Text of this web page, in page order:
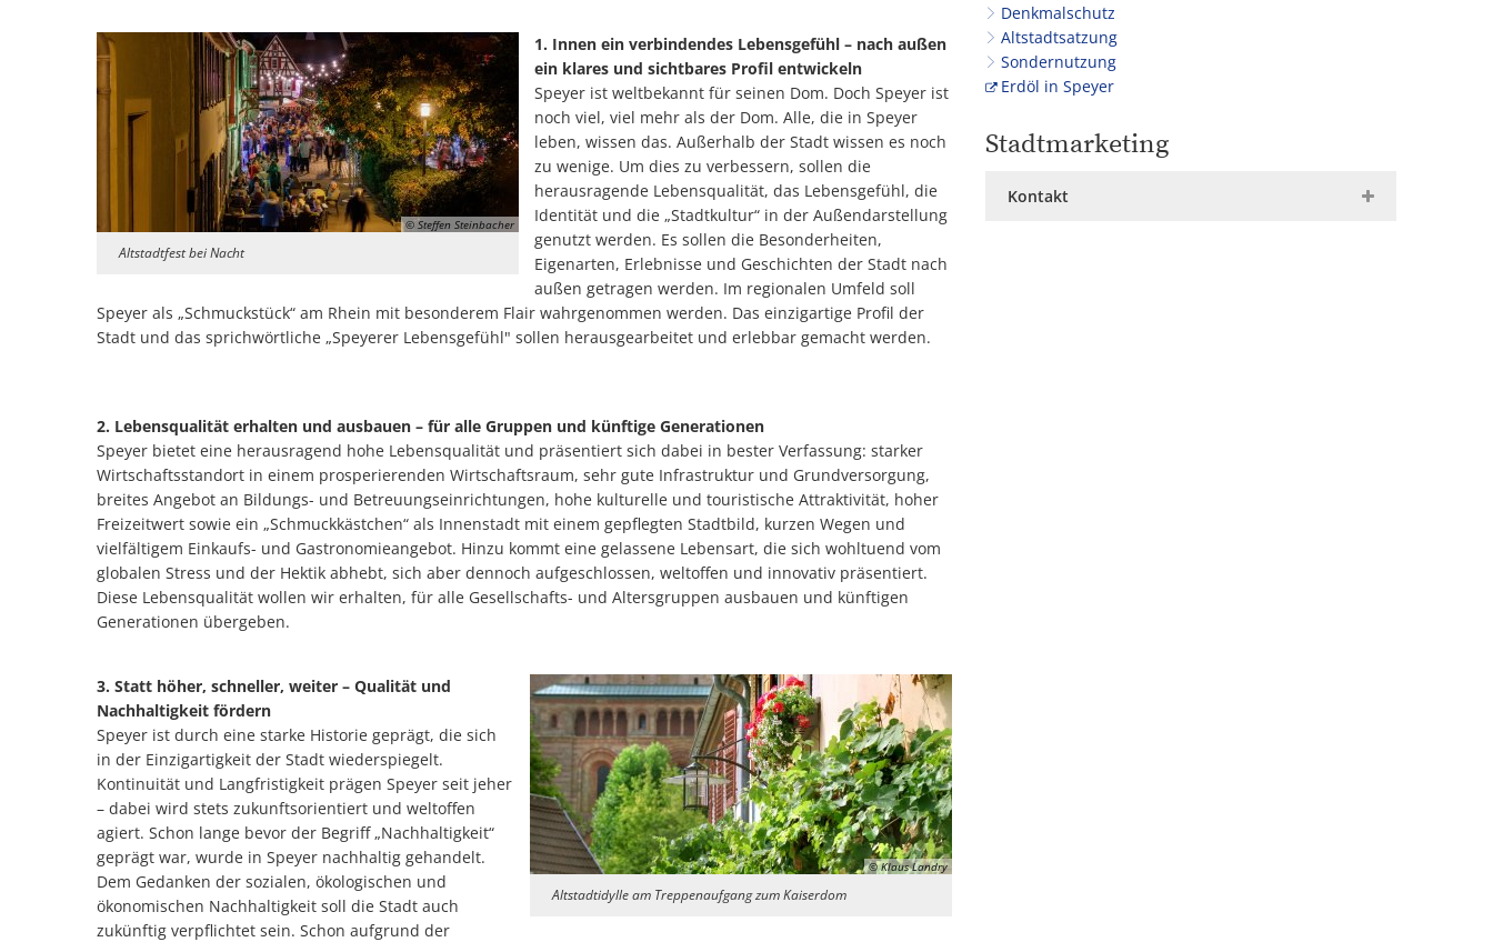
© Steffen Steinbacher
Altstadtfest bei Nacht
1. Innen ein verbindendes Lebensgefühl – nach außen
ein klares und sichtbares Profil entwickeln
Speyer ist weltbekannt für seinen Dom. Doch Speyer ist
noch viel, viel mehr als der Dom. Alle, die in Speyer
leben, wissen das. Außerhalb der Stadt wissen es noch
zu wenige. Um dies zu verbessern, sollen die
herausragende Lebensqualität, das Lebensgefühl, die
Identität und die „Stadtkultur“ in der Außendarstellung
genutzt werden. Es sollen die Besonderheiten,
Eigenarten, Erlebnisse und Geschichten der Stadt nach
außen getragen werden. Im regionalen Umfeld soll
Speyer als „Schmuckstück“ am Rhein mit besonderem Flair wahrgenommen werden. Das einzigartige Profil der
Stadt und das sprichwörtliche „Speyerer Lebensgefühl" sollen herausgearbeitet und erlebbar gemacht werden.
2. Lebensqualität erhalten und ausbauen – für alle Gruppen und künftige Generationen
Speyer bietet eine herausragend hohe Lebensqualität und präsentiert sich dabei in bester Verfassung: starker
Wirtschaftsstandort in einem prosperierenden Wirtschaftsraum, sehr gute Infrastruktur und Grundversorgung,
breites Angebot an Bildungs- und Betreuungseinrichtungen, hohe kulturelle und touristische Attraktivität, hoher
Freizeitwert sowie ein „Schmuckkästchen“ als Innenstadt mit einem gepflegten Stadtbild, kurzen Wegen und
vielfältigem Einkaufs- und Gastronomieangebot. Hinzu kommt eine gelassene Lebensart, die sich wohltuend vom
globalen Stress und der Hektik abhebt, sich aber dennoch aufgeschlossen, weltoffen und innovativ präsentiert.
Diese Lebensqualität wollen wir erhalten, für alle Gesellschafts- und Altersgruppen ausbauen und künftigen
Generationen übergeben.
© Klaus Landry
Altstadtidylle am Treppenaufgang zum Kaiserdom
3. Statt höher, schneller, weiter – Qualität und
Nachhaltigkeit fördern
Speyer ist durch eine starke Historie geprägt, die sich
in der Einzigartigkeit der Stadt wiederspiegelt.
Kontinuität und Langfristigkeit prägen Speyer seit jeher
– dabei wird stets zukunftsorientiert und weltoffen
agiert. Schon lange bevor der Begriff „Nachhaltigkeit“
geprägt war, wurde in Speyer nachhaltig gehandelt.
Dem Gedanken der sozialen, ökologischen und
ökonomischen Nachhaltigkeit soll die Stadt auch
zukünftig verpflichtet sein. Schon aufgrund der
Denkmalschutz
Altstadtsatzung
Sondernutzung
Erdöl in Speyer
Stadtmarketing
Kontakt